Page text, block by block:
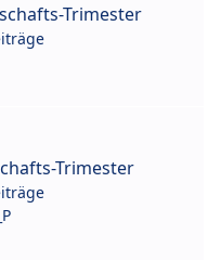
Trimester
Trimester